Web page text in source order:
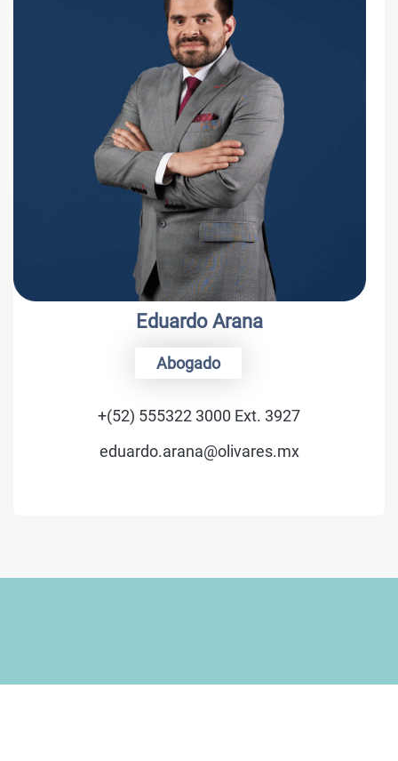
Eduardo Arana
Abogado
+(52) 555322 3000 Ext. 3927
eduardo.arana@olivares.mx